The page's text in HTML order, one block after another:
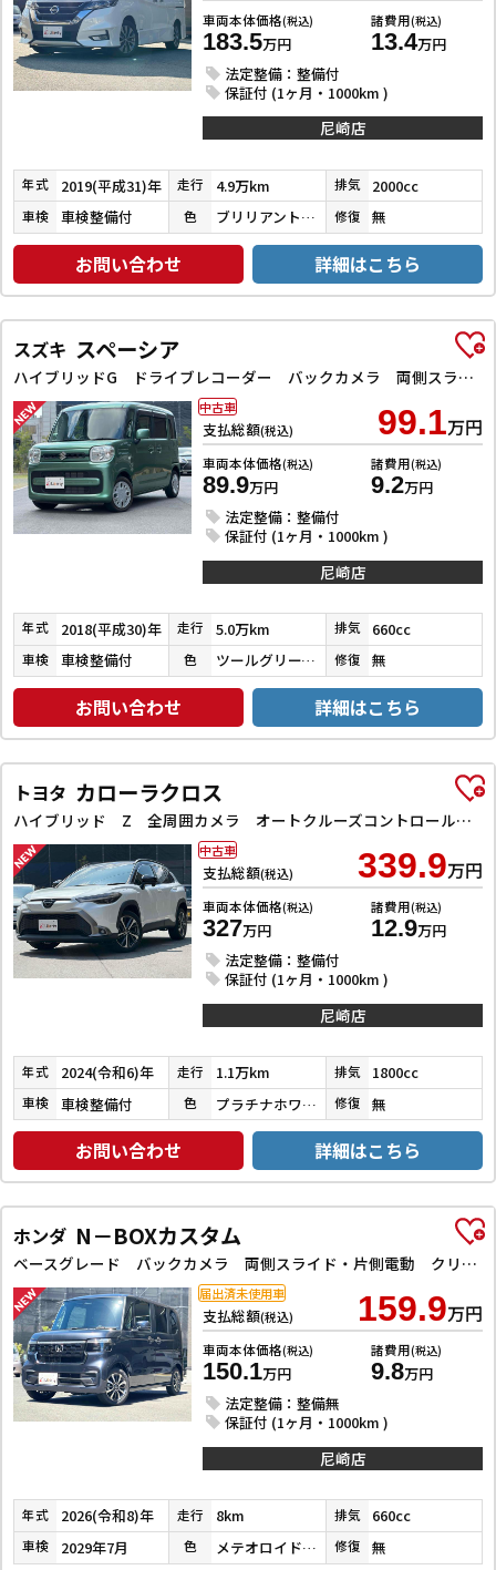
車両本体価格(税込)
183.5万円
諸費用(税込)
13.4万円
法定整備：整備付
保証付 (1ヶ月・1000km )
尼崎店
年式 2019(平成31)年 走行 4.9万km 排気 2000cc
車検 車検整備付 色 ブリリアントホワイトパール３コートパール 修復 無
お問い合わせ 詳細はこちら
スズキ スペーシア
ハイブリッドG ドライブレコーダー バックカメラ 両側スライドドア ナビ TV スマートキー アイドリングストップ 電動格納ミラー ベンチシート CVT ESC CD DVD再生 Bluetooth エアコン
支払総額(税込) 99.1万円
車両本体価格(税込)
89.9万円
諸費用(税込)
9.2万円
法定整備：整備付
保証付 (1ヶ月・1000km )
中古車
尼崎店
年式 2018(平成30)年 走行 5.0万km 排気 660cc
車検 車検整備付 色 ツールグリーンパールメタリック 修復 無
お問い合わせ 詳細はこちら
トヨタ カローラクロス
ハイブリッド Z 全周囲カメラ オートクルーズコントロール レーンアシスト パワーシート 衝突被害軽減システム ナビ TV オートライト LEDヘッドランプ ヘッドライトウォッシャー 電動リアゲート アルミホイール
支払総額(税込) 339.9万円
車両本体価格(税込)
327万円
諸費用(税込)
12.9万円
法定整備：整備付
保証付 (1ヶ月・1000km )
中古車
尼崎店
年式 2024(令和6)年 走行 1.1万km 排気 1800cc
車検 車検整備付 色 プラチナホワイトパールマイカ／アティチュードブラックマイカ 修復 無
お問い合わせ 詳細はこちら
ホンダ N－BOXカスタム
ベースグレード バックカメラ 両側スライド・片側電動 クリアランスソナー レーンアシスト オートライト スマートキー 電動格納ミラー CVT ESC USB チップアップシート アルミホイール エアコン
支払総額(税込) 159.9万円
車両本体価格(税込)
150.1万円
諸費用(税込)
9.8万円
法定整備：整備無
保証付 (1ヶ月・1000km )
届出済未使用車
尼崎店
年式 2026(令和8)年 走行 8km 排気 660cc
車検 2029年7月 色 メテオロイドグレーメタリック 修復 無